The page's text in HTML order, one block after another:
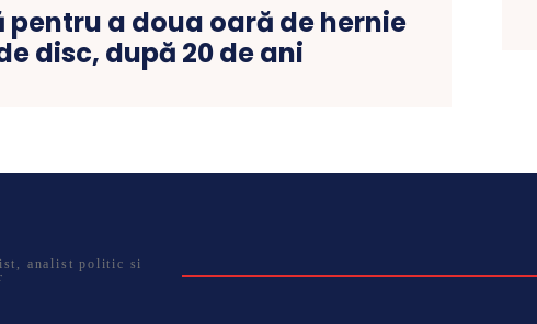
pentru a doua oară de hernie
disc, după 20 de ani
analist politic si